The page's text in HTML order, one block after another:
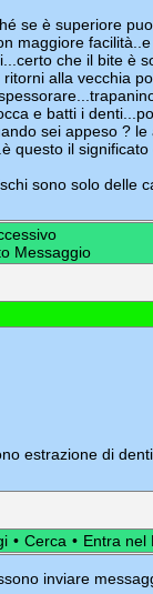
se è superiore
maggiore
che il bite è
alla vecchia
e batti i
sei appeso ?
questo il
sono solo delle
Messaggio
estrazione di
• Cerca • Entra nel
inviare